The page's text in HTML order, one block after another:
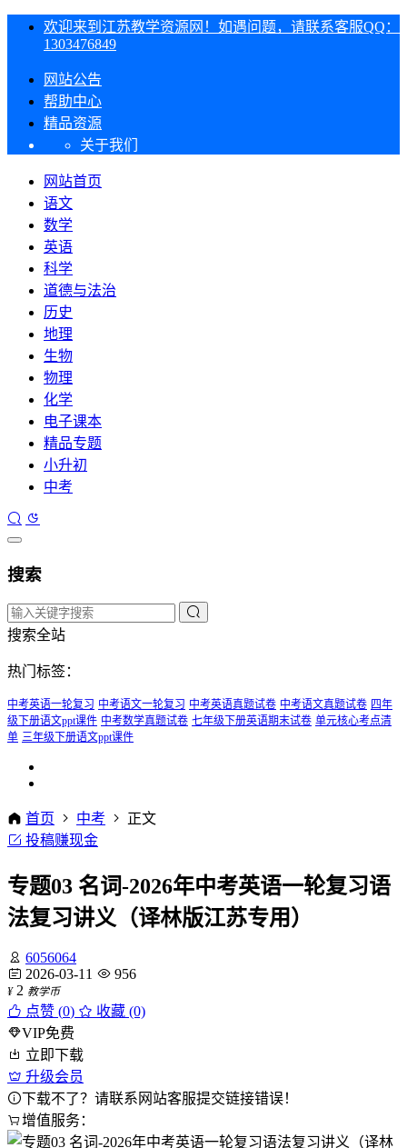
欢迎来到江苏教学资源网！如遇问题，请联系客服QQ：
1303476849
网站公告
帮助中心
精品资源
关于我们
网站首页
语文
数学
英语
科学
道德与法治
历史
地理
生物
物理
化学
电子课本
精品专题
小升初
中考
搜索
搜索全站
热门标签：
中考英语一轮复习 中考语文一轮复习 中考英语真题试卷 中考语文真题试卷 四年
级下册语文ppt课件 中考数学真题试卷 七年级下册英语期末试卷 单元核心考点清
单 三年级下册语文ppt课件
首页 中考
正文
投稿赚现金
专题03 名词-2026年中考英语一轮复习语
法复习讲义（译林版江苏专用）
6056064
2026-03-11
956
¥ 2 教学币
点赞 (0)
收藏 (0)
VIP免费
立即下载
升级会员
下载不了？请联系网站客服提交链接错误！
增值服务：